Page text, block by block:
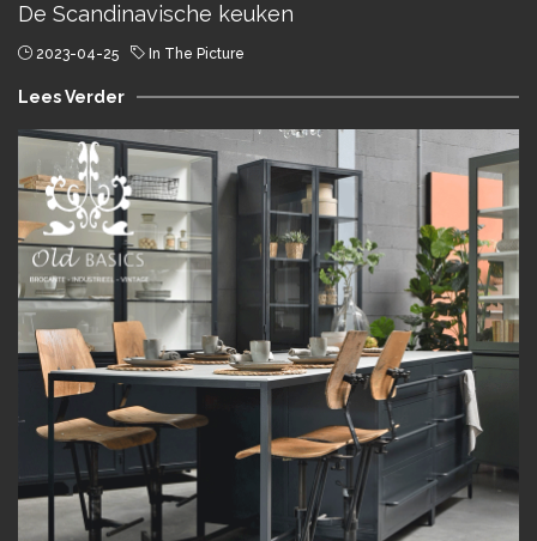
De Scandinavische keuken
2023-04-25 In The Picture
Lees Verder